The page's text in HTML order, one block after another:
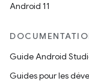
Android 11
Guide Android
Guides pour les